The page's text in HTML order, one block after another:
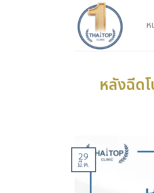
หลังฉีด
29
มี.ค.